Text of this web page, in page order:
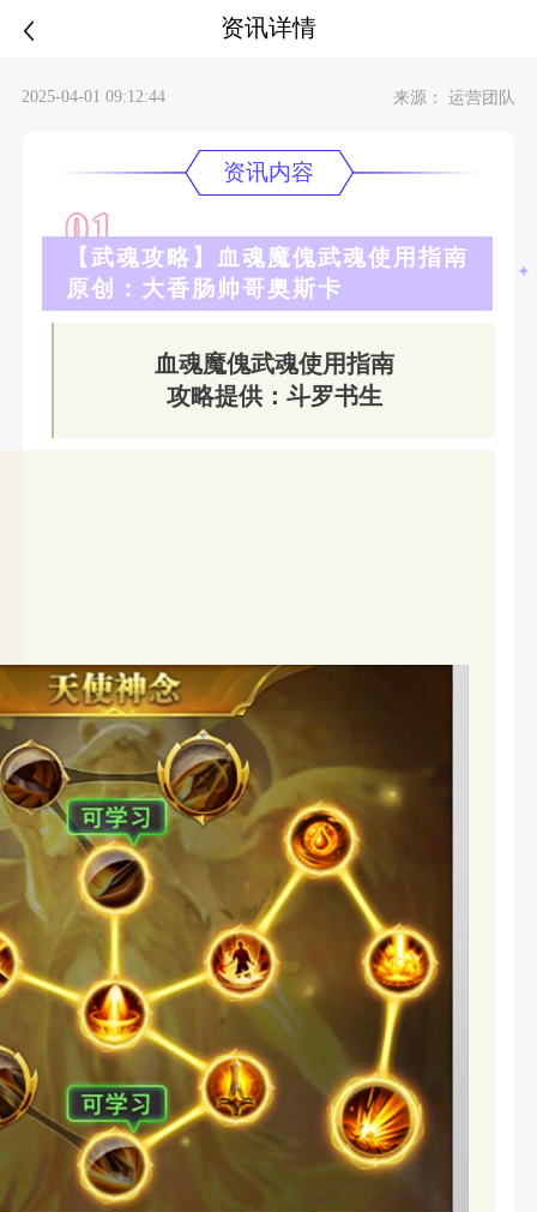
资讯详情
2025-04-01 09:12:44 来源： 运营团队
资讯内容
01
【武魂攻略】血魂魔傀武魂使用指南
原创：大香肠帅哥奥斯卡
✦
血魂魔傀武魂使用指南
攻略提供：斗罗书生